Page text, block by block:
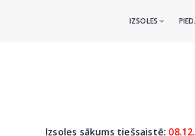
IZSOLES
Izsoles sākums tiešsaistē: